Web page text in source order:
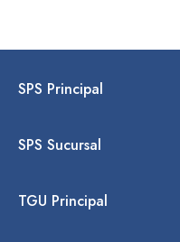
SPS Principal
SPS Sucursal
TGU Principal